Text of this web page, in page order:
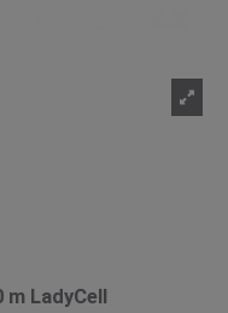
LadyCell